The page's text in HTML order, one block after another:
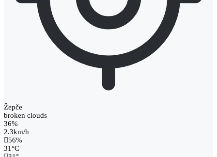
Žepče
broken clouds
36%
2.3km/h
56%
31°C